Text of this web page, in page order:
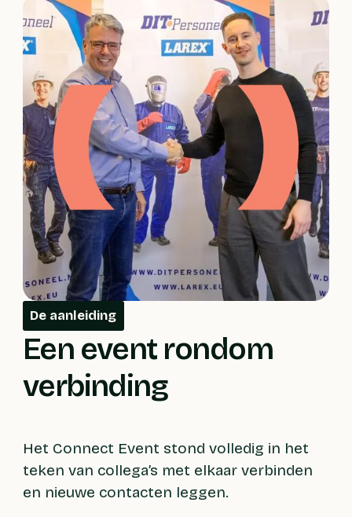
De aanleiding
Een event rondom
verbinding
Het Connect Event stond volledig in het
teken van collega’s met elkaar verbinden
en nieuwe contacten leggen.